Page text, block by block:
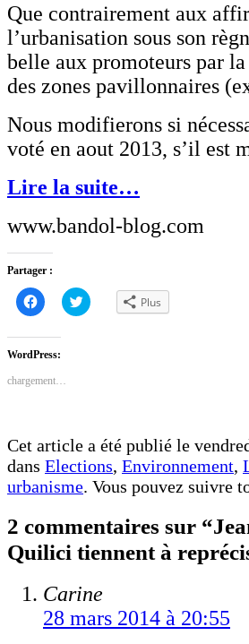
Que contrairement aux
l’urbanisation sous son
belle aux promoteurs par
des zones pavillonnaires
Nous modifierons si
voté en aout 2013, s’il est
Lire la suite…
www.bandol-blog.com
Partager :
Cliquez
pour
partager
Facebook(ouvre
dans
une
fenêtre)
Cliquez
pour Plus
WordPress:
chargement…
Cet article a été publié le
dans Elections, Environnement,
urbanisme. Vous pouvez suivre
2 commentaires sur
Quilici tiennent à
Carine
28 mars 2014 à 20:55